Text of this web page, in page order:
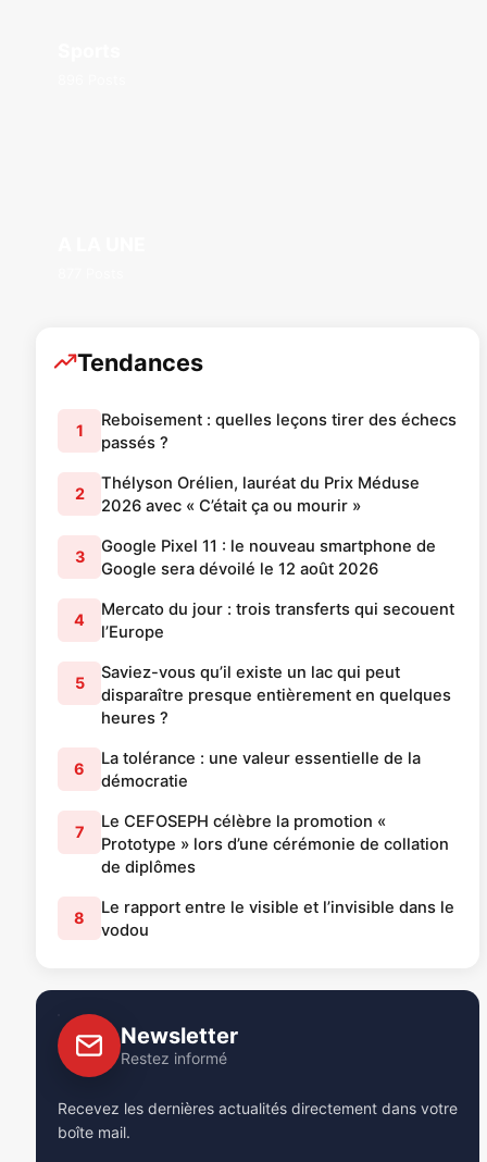
Tendances
1
Reboisement : quelles leçons tirer des échecs
passés ?
2
Thélyson Orélien, lauréat du Prix Méduse
2026 avec « C’était ça ou mourir »
3
Google Pixel 11 : le nouveau smartphone de
Google sera dévoilé le 12 août 2026
4
Mercato du jour : trois transferts qui secouent
l’Europe
5
Saviez-vous qu’il existe un lac qui peut
disparaître presque entièrement en quelques
heures ?
6
La tolérance : une valeur essentielle de la
démocratie
7
Le CEFOSEPH célèbre la promotion «
Prototype » lors d’une cérémonie de collation
de diplômes
8
Le rapport entre le visible et l’invisible dans le
vodou
Newsletter
Restez informé
Recevez les dernières actualités directement dans votre
boîte mail.